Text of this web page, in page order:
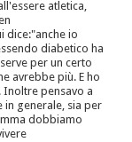
atletica,
dice:"anche io
diabetico ha
per un certo
avrebbe più. E ho
pensavo a
in generale, sia per
dobbiamo